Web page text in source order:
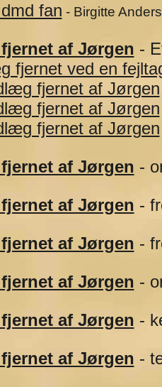
fan - Birgitte
af Jørgen -
fjernet ved en
fjernet af Jørgen
fjernet af Jørgen
fjernet af Jørgen
af Jørgen -
af Jørgen -
af Jørgen -
af Jørgen -
af Jørgen -
af Jørgen -